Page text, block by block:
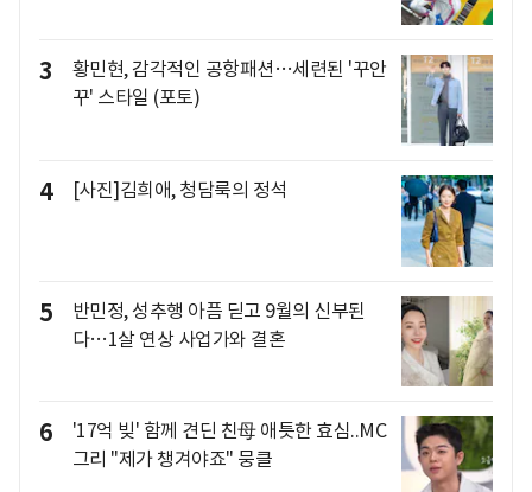
3
황민현, 감각적인 공항패션…세련된 '꾸안
꾸' 스타일 (포토)
4 [사진]김희애, 청담룩의 정석
5
반민정, 성추행 아픔 딛고 9월의 신부된
다…1살 연상 사업가와 결혼
6
'17억 빚' 함께 견딘 친母 애틋한 효심..MC
그리 "제가 챙겨야죠" 뭉클